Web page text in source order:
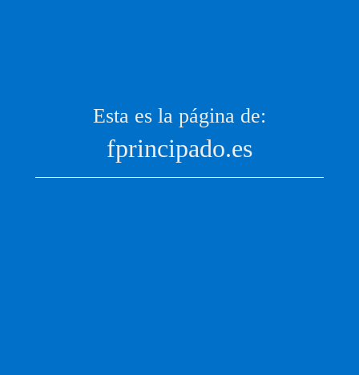
Esta es la página de:
fprincipado.es